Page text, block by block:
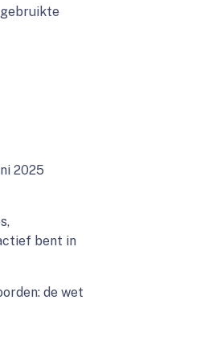
2025
bent in
de wet